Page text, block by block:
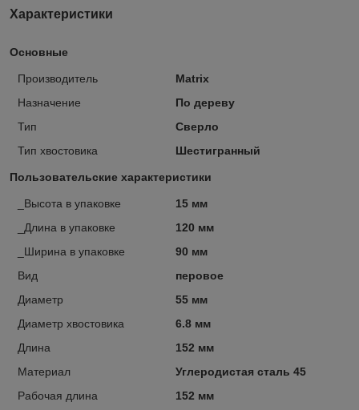
Характеристики
Основные
Производитель
Matrix
Назначение
По дереву
Тип
Сверло
Тип хвостовика
Шестигранный
Пользовательские характеристики
_Высота в упаковке
15 мм
_Длина в упаковке
120 мм
_Ширина в упаковке
90 мм
Вид
перовое
Диаметр
55 мм
Диаметр хвостовика
6.8 мм
Длина
152 мм
Материал
Углеродистая сталь 45
Рабочая длина
152 мм